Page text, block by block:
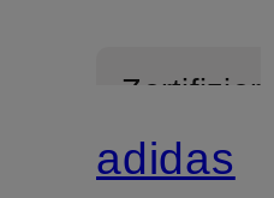
Zertifiziert
adidas